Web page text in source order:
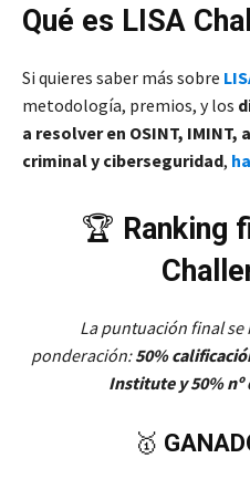
Qué es LISA
Si quieres saber más sobre
metodología, premios, y los
a resolver en OSINT,
criminal y ciberseguridad,
🏆 Ranking
La puntuación final se
ponderación:50%
Institute y 50%
🥇